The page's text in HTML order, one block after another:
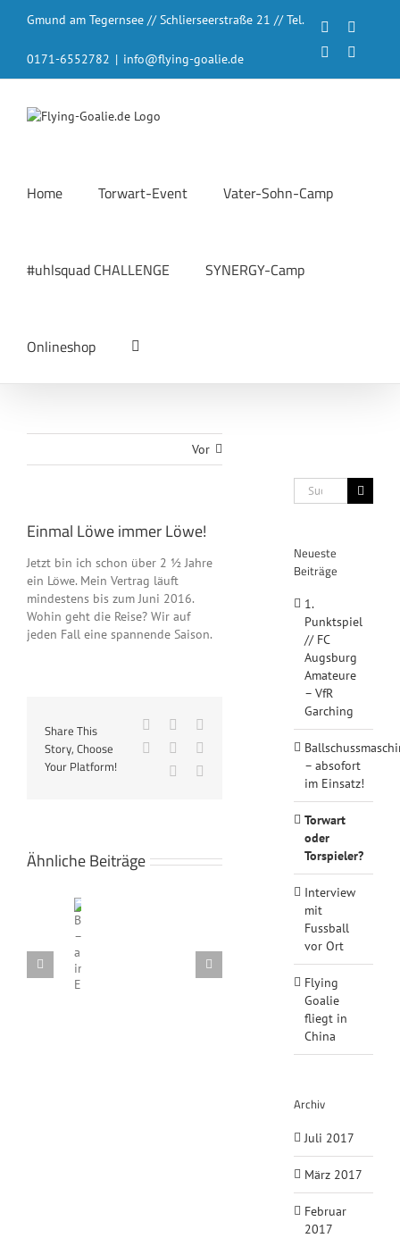
InhaltGmund am Tegernsee // Schlierseerstraße 21 // Tel.
0171-6552782 | info@flying-goalie.de
Facebook
LinkedIn
Home Torwart-Event Vater-Sohn-Camp
#uhlsquad CHALLENGE SYNERGY-Camp
Onlineshop
Vor
Einmal Löwe immer Löwe!
Jetzt bin ich schon über 2 ½ Jahre
ein Löwe. Mein Vertrag läuft
mindestens bis zum Juni 2016.
Wohin geht die Reise? Wir auf
jeden Fall eine spannende Saison.
Share This
Story, Choose
Your Platform!
Facebook
LinkedIn
Tumblr
Ähnliche Beiträge
Punktspiel
//
FC
Augsburg
Ballschussmaschine
–
Interview
Fussball
Flying
fliegt
Suche
nach:
Neueste
Beiträge
1.
Punktspiel
// FC
Augsburg
Amateure
– VfR
Garching
– absofort
im Einsatz!
Torwart
oder
Torspieler?
Interview
mit
Fussball
vor Ort
Flying
Goalie
fliegt in
China
Archiv
Juli 2017
März 2017
Februar
2017